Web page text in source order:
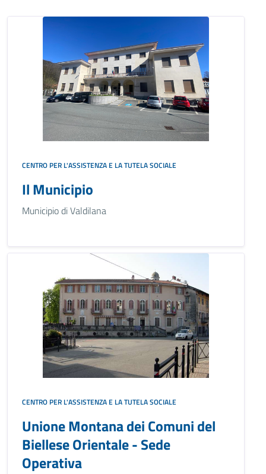
CENTRO PER L'ASSISTENZA E LA TUTELA SOCIALE
Il Municipio
Municipio di Valdilana
CENTRO PER L'ASSISTENZA E LA TUTELA SOCIALE
Unione Montana dei Comuni del
Biellese Orientale - Sede
Operativa